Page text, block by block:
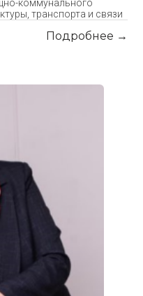
коммунального
транспорта и связи
Подробнее →